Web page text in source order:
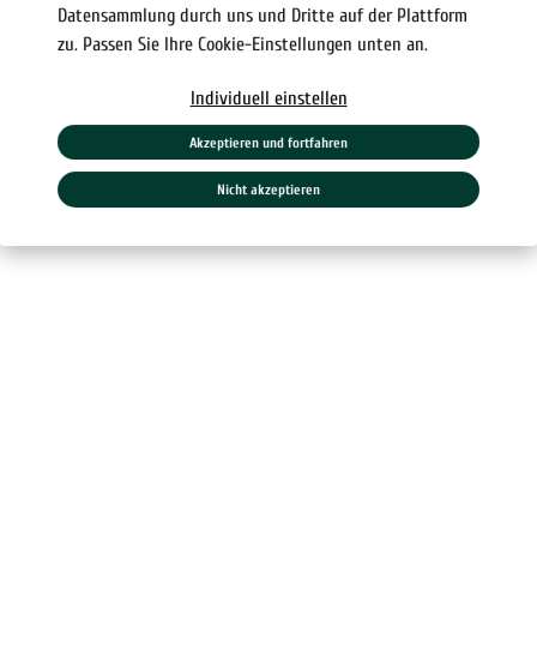
Datensammlung durch uns und Dritte auf der Plattform
zu. Passen Sie Ihre Cookie-Einstellungen unten an.
Individuell einstellen
Akzeptieren und fortfahren
Nicht akzeptieren